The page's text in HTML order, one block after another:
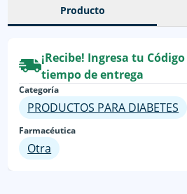
Producto
¡Recibe! Ingresa tu
tiempo de entrega
Categoría
PRODUCTOS PARA DIABETES
Farmacéutica
Otra